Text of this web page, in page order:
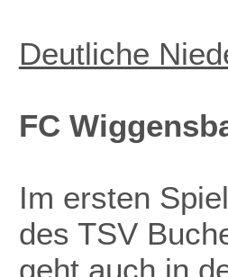
Deutliche
FC
Im ersten
des TSV
geht auch in